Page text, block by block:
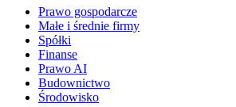
Prawo gospodarcze
Małe i średnie firmy
Spółki
Finanse
Prawo AI
Budownictwo
Środowisko